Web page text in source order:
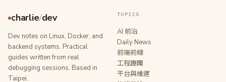
charlie/dev
Dev notes on Linux, Docker, and
backend systems. Practical
guides written from real
debugging sessions. Based in
Taipei.
TOPICS
AI 前沿
Daily News
前端前線
工程趣聞
平台與維運